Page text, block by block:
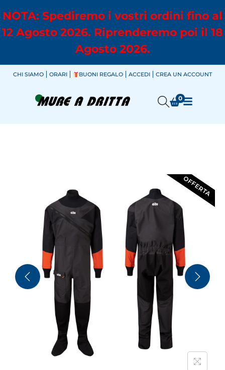
NOTA: Spediremo i vostri ordini fino al
12 Agosto 2026. Riprenderemo poi il 18
Agosto 2026.
CHI SIAMO ORARI BUONI REGALO ACCEDI CREA UN ACCOUNT
0
OFFERTA